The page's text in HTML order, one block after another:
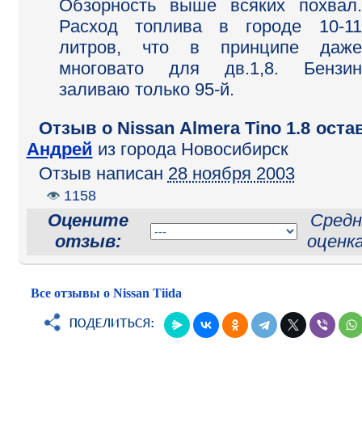
Обзорность выше всяких похвал.
Расход топлива в городе 10-11
литров, что в принципе даже
многовато для дв.1,8. Бензин
заливаю только 95-й.
Отзыв o Nissan Almera Tino 1.8
Андрей из города Новосибирск
Отзыв написан 28 ноября 2003
1158
Оцените
отзыв:
Все отзывы о Nissan Tiida